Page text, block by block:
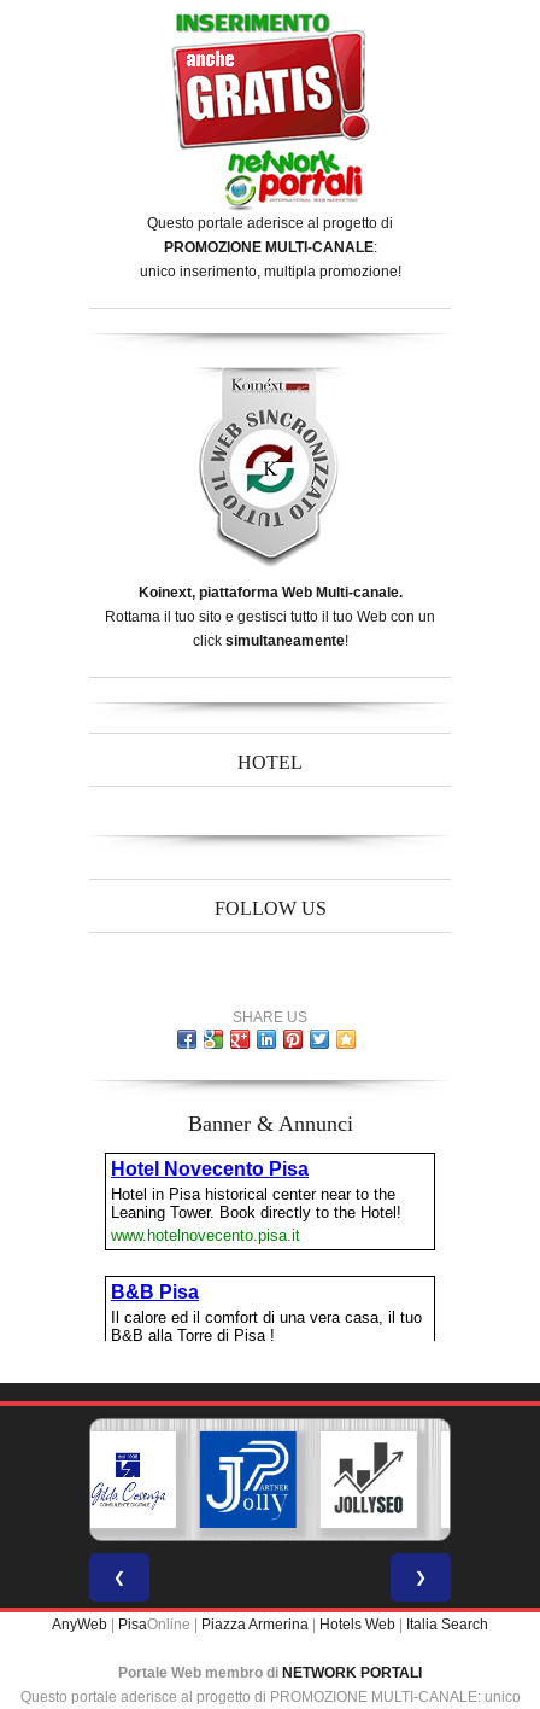
Questo portale aderisce al progetto di
PROMOZIONE MULTI-CANALE:
unico inserimento, multipla promozione!
Koinext, piattaforma Web Multi-canale.
Rottama il tuo sito e gestisci tutto il tuo Web con un
click simultaneamente!
HOTEL
FOLLOW US
SHARE US
Banner & Annunci
❮ ❯
AnyWeb | PisaOnline | Piazza Armerina | Hotels Web | Italia Search
Portale Web membro di NETWORK PORTALI
Questo portale aderisce al progetto di PROMOZIONE MULTI-CANALE: unico